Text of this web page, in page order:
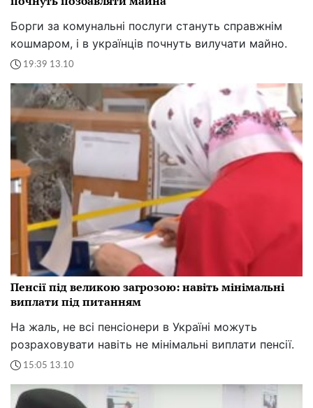
Борги за комунальні послуги стануть справжнім
кошмаром, і в українців почнуть вилучати майно.
19:39 13.10
Пенсії під великою загрозою: навіть мінімальні
виплати під питанням
На жаль, не всі пенсіонери в Україні можуть
розраховувати навіть не мінімальні виплати пенсії.
15:05 13.10